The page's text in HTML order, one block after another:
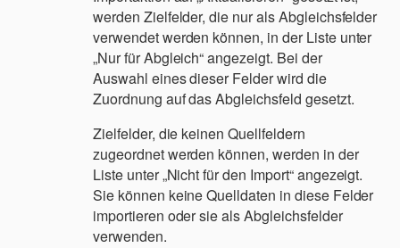
werden Zielfelder, die nur als Abgleichsfelder
verwendet werden können, in der Liste unter
„Nur für Abgleich“ angezeigt. Bei der
Auswahl eines dieser Felder wird die
Zuordnung auf das Abgleichsfeld gesetzt.
Zielfelder, die keinen Quellfeldern
zugeordnet werden können, werden in der
Liste unter „Nicht für den Import“ angezeigt.
Sie können keine Quelldaten in diese Felder
importieren oder sie als Abgleichsfelder
verwenden.